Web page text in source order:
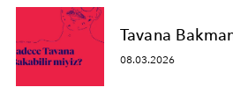
en yeni seçkisiyle bu imza
Tavana
08.03.2026